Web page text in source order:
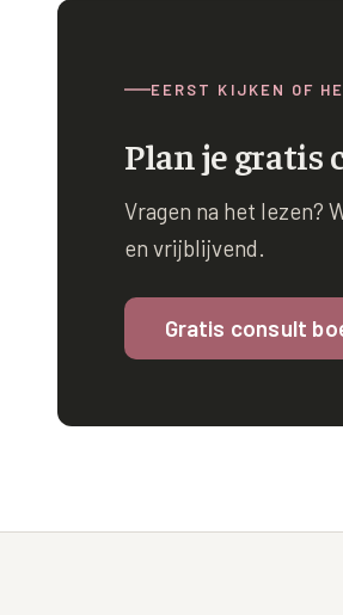
EERST KIJKEN OF
Plan je gratis
Vragen na het lezen?
en vrijblijvend.
Gratis consult